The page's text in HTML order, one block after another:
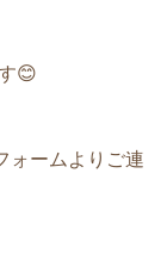
😊
ォームよりご連